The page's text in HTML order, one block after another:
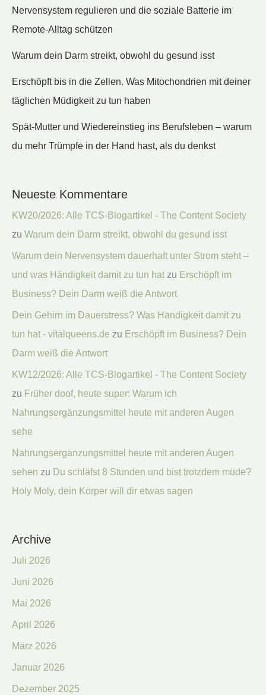
Nervensystem regulieren und die soziale Batterie im
Remote-Alltag schützen
Warum dein Darm streikt, obwohl du gesund isst
Erschöpft bis in die Zellen. Was Mitochondrien mit deiner
täglichen Müdigkeit zu tun haben
Spät-Mutter und Wiedereinstieg ins Berufsleben – warum
du mehr Trümpfe in der Hand hast, als du denkst
Neueste Kommentare
KW20/2026: Alle TCS-Blogartikel - The Content Society
zu Warum dein Darm streikt, obwohl du gesund isst
Warum dein Nervensystem dauerhaft unter Strom steht –
und was Händigkeit damit zu tun hat zu Erschöpft im
Business? Dein Darm weiß die Antwort
Dein Gehirn im Dauerstress? Was Händigkeit damit zu
tun hat - vitalqueens.de zu Erschöpft im Business? Dein
Darm weiß die Antwort
KW12/2026: Alle TCS-Blogartikel - The Content Society
zu Früher doof, heute super: Warum ich
Nahrungsergänzungsmittel heute mit anderen Augen
sehe
Nahrungsergänzungsmittel heute mit anderen Augen
sehen zu Du schläfst 8 Stunden und bist trotzdem müde?
Holy Moly, dein Körper will dir etwas sagen
Archive
Juli 2026
Juni 2026
Mai 2026
April 2026
März 2026
Januar 2026
Dezember 2025